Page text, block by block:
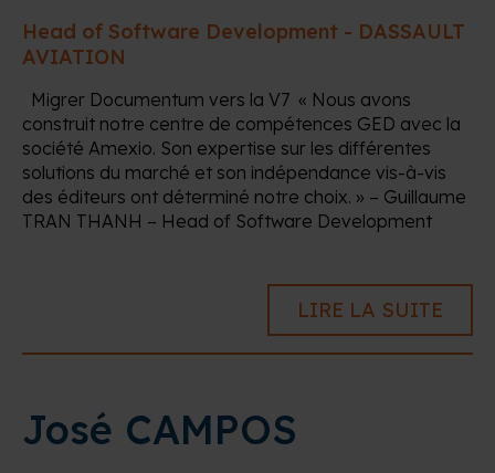
Head of Software Development - DASSAULT
AVIATION
Migrer Documentum vers la V7 « Nous avons
construit notre centre de compétences GED avec la
société Amexio. Son expertise sur les différentes
solutions du marché et son indépendance vis-à-vis
des éditeurs ont déterminé notre choix. » – Guillaume
TRAN THANH – Head of Software Development
LIRE LA SUITE
José CAMPOS